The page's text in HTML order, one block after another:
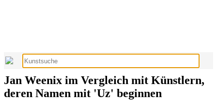
Jan Weenix im Vergleich mit Künstlern,
deren Namen mit 'Uz' beginnen